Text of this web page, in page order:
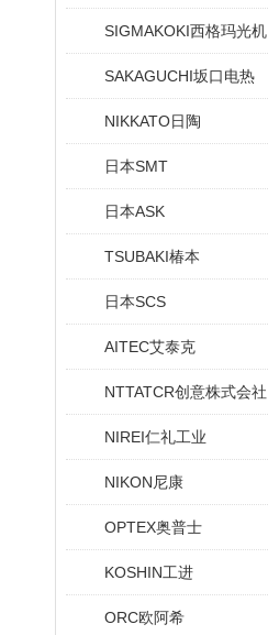
SIGMAKOKI西格玛光机
SAKAGUCHI坂口电热
NIKKATO日陶
日本SMT
日本ASK
TSUBAKI椿本
日本SCS
AITEC艾泰克
NTTATCR创意株式会社
NIREI仁礼工业
NIKON尼康
OPTEX奥普士
KOSHIN工进
ORC欧阿希